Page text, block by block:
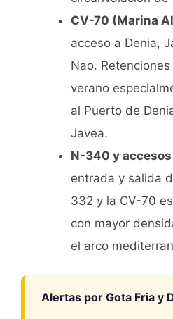
CV-70 (Marina
acceso a Denia,
Nao.
verano
al Puerto de
Javea.
N-340 y
entrada y salida
332 y la CV-70
con mayor
el arco
Alertas por Gota Fria y